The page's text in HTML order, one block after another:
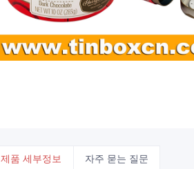
제품 세부정보 자주 묻는 질문